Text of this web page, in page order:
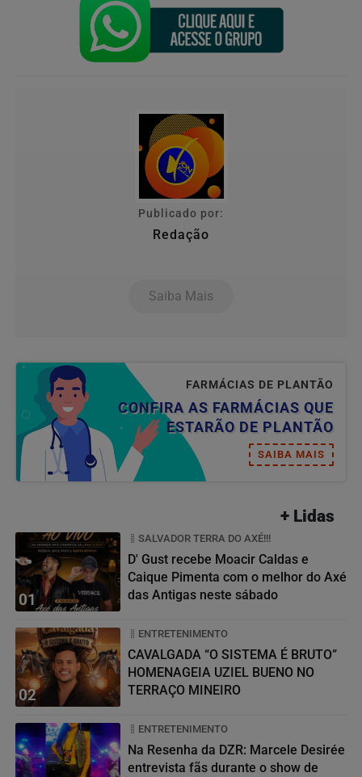
Publicado por:
Redação
Saiba Mais
FARMÁCIAS DE PLANTÃO
CONFIRA AS FARMÁCIAS QUE
ESTARÃO DE PLANTÃO
SAIBA MAIS
+ Lidas
01
SALVADOR TERRA DO AXÉ!!!
D' Gust recebe Moacir Caldas e
Caique Pimenta com o melhor do Axé
das Antigas neste sábado
02
ENTRETENIMENTO
CAVALGADA “O SISTEMA É BRUTO”
HOMENAGEIA UZIEL BUENO NO
TERRAÇO MINEIRO
ENTRETENIMENTO
Na Resenha da DZR: Marcele Desirée
entrevista fãs durante o show de